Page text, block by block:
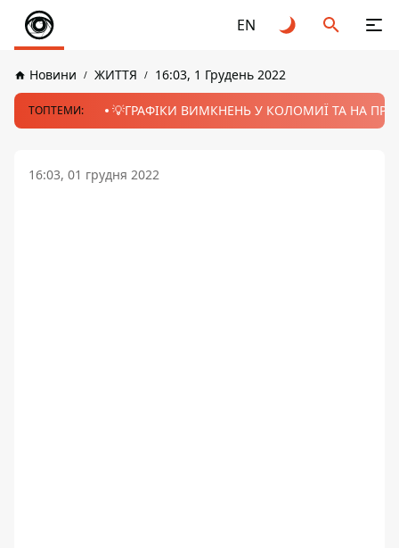
EN
Новини ЖИТТЯ 16:03, 1 Грудень 2022
ТОПТЕМИ: 💡ГРАФІКИ ВИМКНЕНЬ У КОЛОМИЇ ТА НА
16:03, 01 грудня 2022